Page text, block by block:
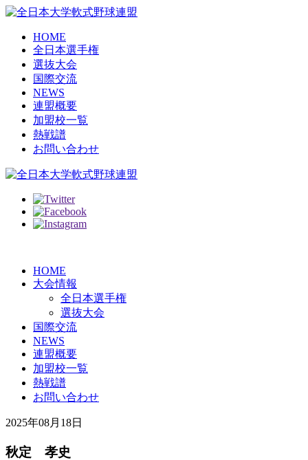
HOME
全日本選手権
選抜大会
国際交流
NEWS
連盟概要
加盟校一覧
熱戦譜
お問い合わせ
HOME
大会情報
全日本選手権
選抜大会
国際交流
NEWS
連盟概要
加盟校一覧
熱戦譜
お問い合わせ
2025年08月18日
秋定 孝史